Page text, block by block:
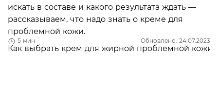
5 мин Обновлено: 24.07.2023
искать в составе и какого результата ждать —
рассказываем, что надо знать о креме для
проблемной кожи.